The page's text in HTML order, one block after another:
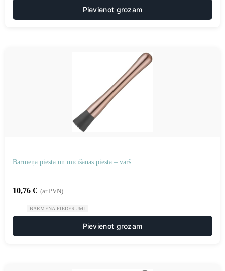
Pievienot grozam
Bārmeņa piesta un mīcīšanas piesta – varš
10,76 € (ar PVN)
BĀRMEŅA PIEDERUMI
Pievienot grozam